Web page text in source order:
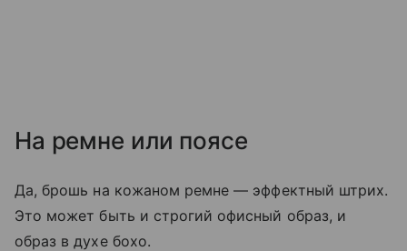
На ремне или поясе
Да, брошь на кожаном ремне — эффектный штрих.
Это может быть и строгий офисный образ, и
образ в духе бохо.